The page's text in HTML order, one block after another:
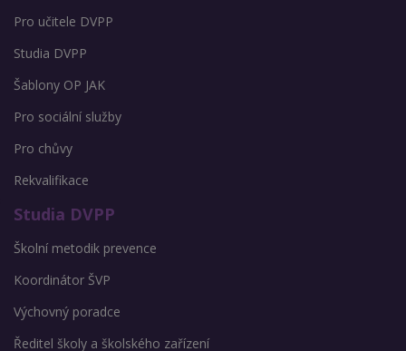
Pro učitele DVPP
Studia DVPP
Šablony OP JAK
Pro sociální služby
Pro chůvy
Rekvalifikace
Studia DVPP
Školní metodik prevence
Koordinátor ŠVP
Výchovný poradce
Ředitel školy a školského zařízení